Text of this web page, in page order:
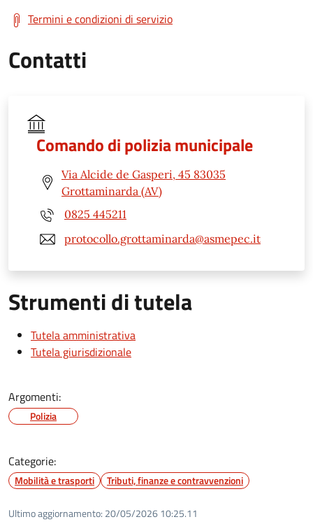
Termini e condizioni di servizio
Contatti
Comando di polizia municipale
Via Alcide de Gasperi, 45 83035
Grottaminarda (AV)
0825 445211
protocollo.grottaminarda@asmepec.it
Strumenti di tutela
Tutela amministrativa
Tutela giurisdizionale
Argomenti:
Polizia
Categorie:
Mobilità e trasporti Tributi, finanze e contravvenzioni
Ultimo aggiornamento: 20/05/2026 10:25.11